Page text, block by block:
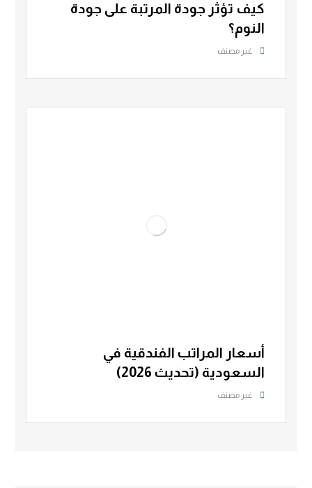
كيف تؤثر جودة المرتبة على جودة
النوم؟
غير مصنف
أسعار المراتب الفندقية في
السعودية (تحديث 2026)
غير مصنف